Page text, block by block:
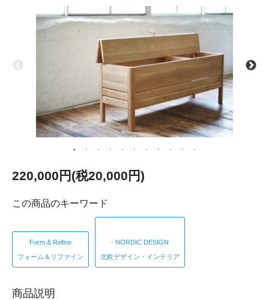
220,000円(税20,000円)
この商品のキーワード
Form & Refine
フォーム＆リファイン
- NORDIC DESIGN
北欧デザイン・インテリア
商品説明